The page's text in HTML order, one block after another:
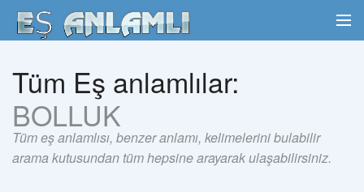
Tüm Eş anlamlılar:
BOLLUK
Tüm eş anlamlısı, benzer anlamı, kelimelerini bulabilir
arama kutusundan tüm hepsine arayarak ulaşabilirsiniz.